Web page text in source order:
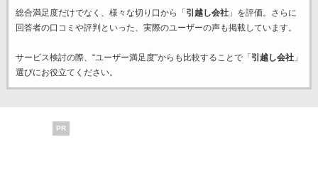
総合満足度だけでなく、様々な切り口から「 引越し会社」を評価。さらに
回答者の口コミや評判といった、実際のユーザーの声も掲載しています。
サービス検討の際、“ユーザー満足度”からも比較することで「 引越し会社」
選びにお役立てください。
PR